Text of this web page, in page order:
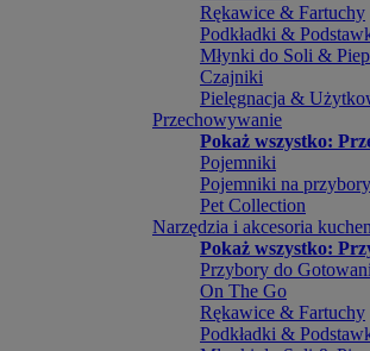
Rękawice & Fartuchy
Podkładki &
Młynki do Soli &
Czajniki
Pielęgnacja &
Przechowywanie
Pokaż wszystko:
Pojemniki
Pojemniki na przybory
Pet Collection
Narzędzia i akcesoria
Pokaż wszystko:
Przybory do
On The Go
Rękawice & Fartuchy
Podkładki &